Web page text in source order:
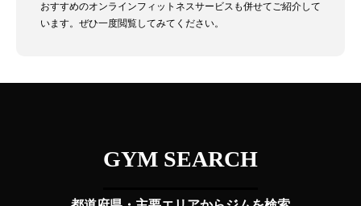
おすすめのオンラインフィットネスサービスも併せてご紹介して
います。ぜひ一度閲覧してみてください。
GYM SEARCH